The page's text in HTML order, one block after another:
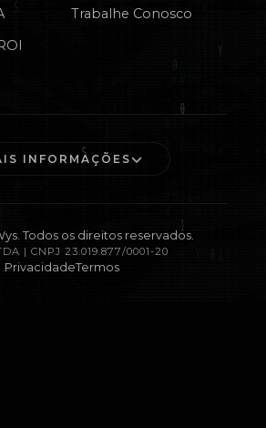
Trabalhe Conosco
INFORMAÇÕES
Todos os direitos reservados.
| CNPJ 23.019.877/0001-20
PrivacidadeTermos